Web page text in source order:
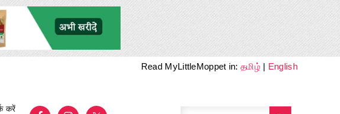
Read MyLittleMoppet in:தமிழ் | English
करें